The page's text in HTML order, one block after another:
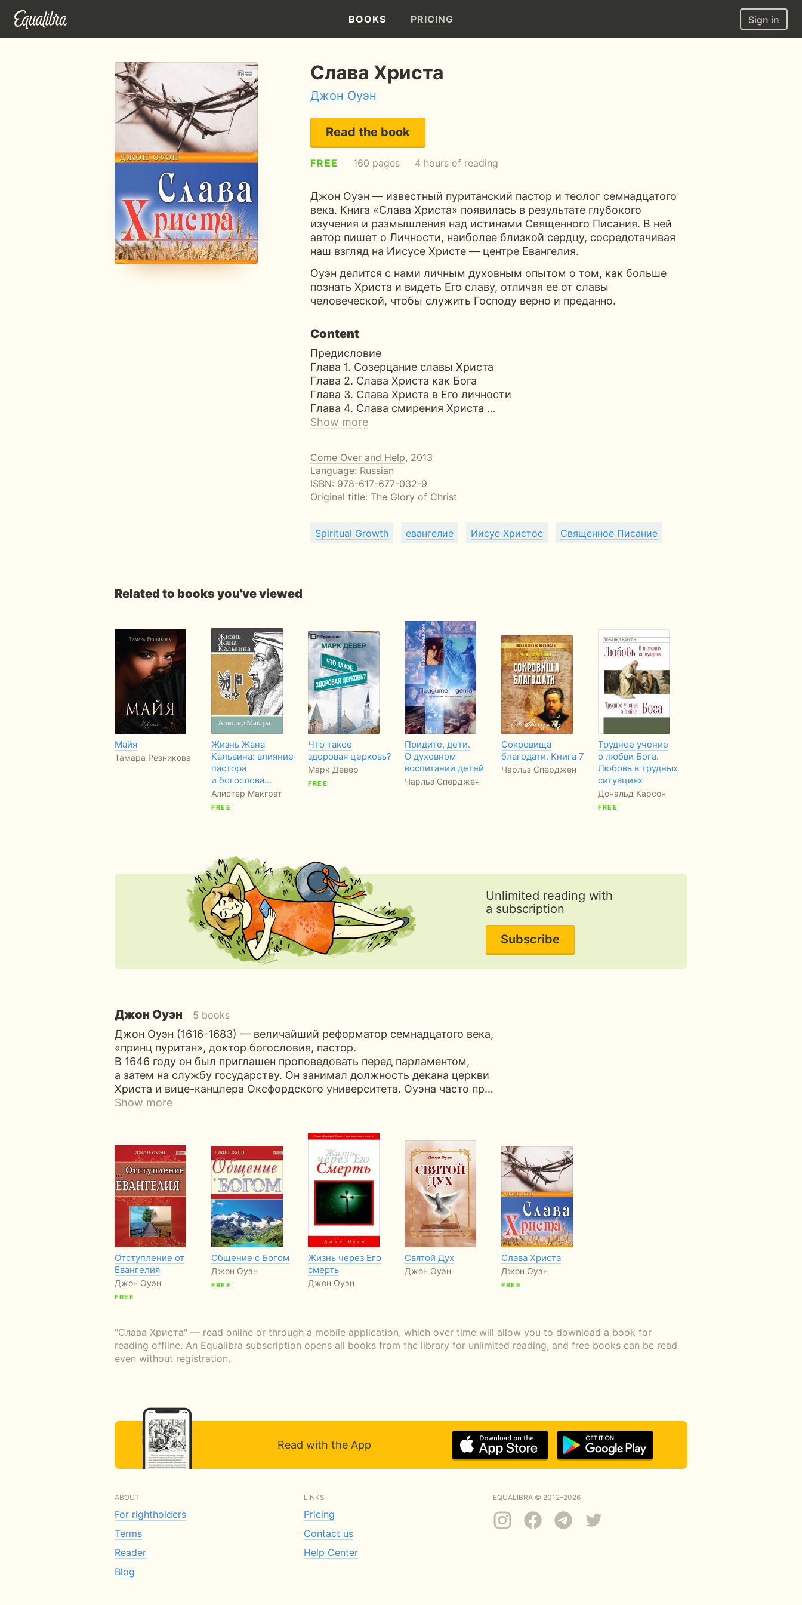
BOOKS PRICING Sign in
Слава Христа
Джон Оуэн
Read the book
FREE 160 pages 4 hours of reading
Джон Оуэн — известный пуританский пастор и теолог семнадцатого
века. Книга «Слава Христа» появилась в результате глубокого
изучения и размышления над истинами Священного Писания. В ней
автор пишет о Личности, наиболее близкой сердцу, сосредотачивая
наш взгляд на Иисусе Христе — центре Евангелия.
Оуэн делится с нами личным духовным опытом о том, как больше
познать Христа и видеть Его славу, отличая ее от славы
человеческой, чтобы служить Господу верно и преданно.
Content
Предисловие
Глава 1. Созерцание славы Христа
Глава 2. Слава Христа как Бога
Глава 3. Слава Христа в Его личности
Глава 4. Слава смирения Христа …
Show more
Come Over and Help, 2013
Language: Russian
ISBN: 978-617-677-032-9
Original title: The Glory of Christ
Spiritual Growth евангелие Иисус Христос Священное Писание
Related to books you've viewed
Майя
Тамара Резникова
Жизнь Жана
Кальвина: влияние
пастора
и богослова…
Алистер Макграт
FREE
Что такое
здоровая церковь?
Марк Девер
FREE
Придите, дети.
О духовном
воспитании детей
Чарльз Сперджен
Сокровища
благодати. Книга 7
Чарльз Сперджен
Трудное учение
о любви Бога.
Любовь в трудных
ситуациях
Дональд Карсон
FREE
Unlimited reading with
a subscription
Subscribe
Джон Оуэн 5 books
Джон Оуэн (1616-1683) — величайший реформатор семнадцатого века,
«принц пуритан», доктор богословия, пастор.
В 1646 году он был приглашен проповедовать перед парламентом,
а затем на службу государству. Он занимал должность декана церкви
Христа и вице-канцлера Оксфордского университета. Оуэна часто пр…
Show more
Отступление от
Евангелия
Джон Оуэн
FREE
Общение с Богом
Джон Оуэн
FREE
Жизнь через Его
смерть
Джон Оуэн
Святой Дух
Джон Оуэн
Слава Христа
Джон Оуэн
FREE
"Слава Христа" — read online or through a mobile application, which over time will allow you to download a book for
reading offline. An Equalibra subscription opens all books from the library for unlimited reading, and free books can be read
even without registration.
Read with the App
ABOUT
For rightholders
Terms
Reader
Blog
LINKS
Pricing
Contact us
Help Center
EQUALIBRA © 2012–2026